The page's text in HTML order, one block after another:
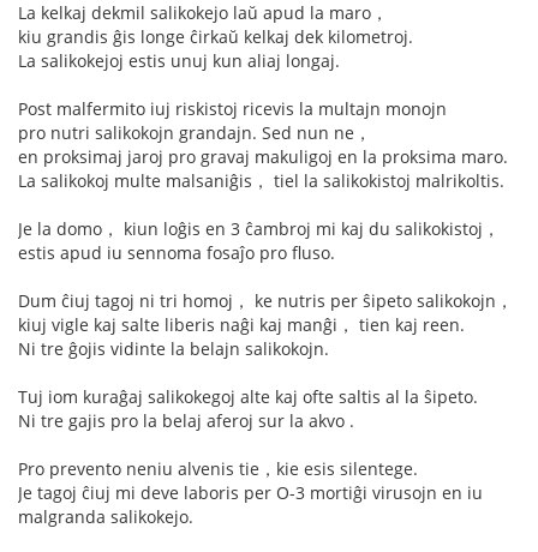
La kelkaj dekmil salikokejo laŭ apud la maro，
kiu grandis ĝis longe ĉirkaŭ kelkaj dek kilometroj.
La salikokejoj estis unuj kun aliaj longaj.
Post malfermito iuj riskistoj ricevis la multajn monojn
pro nutri salikokojn grandajn. Sed nun ne，
en proksimaj jaroj pro gravaj makuligoj en la proksima maro.
La salikokoj multe malsaniĝis， tiel la salikokistoj malrikoltis.
Je la domo， kiun loĝis en 3 ĉambroj mi kaj du salikokistoj，
estis apud iu sennoma fosaĵo pro fluso.
Dum ĉiuj tagoj ni tri homoj， ke nutris per ŝipeto salikokojn，
kiuj vigle kaj salte liberis naĝi kaj manĝi， tien kaj reen.
Ni tre ĝojis vidinte la belajn salikokojn.
Tuj iom kuraĝaj salikokegoj alte kaj ofte saltis al la ŝipeto.
Ni tre gajis pro la belaj aferoj sur la akvo .
Pro prevento neniu alvenis tie，kie esis silentege.
Je tagoj ĉiuj mi deve laboris per O-3 mortiĝi virusojn en iu
malgranda salikokejo.